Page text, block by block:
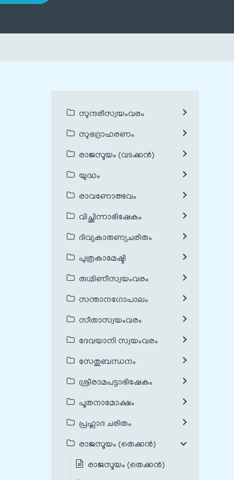
സുന്ദരീസ്വയംവരം
സുഭദ്രാഹരണം
രാജസൂയം (വടക്കൻ)
യുദ്ധം
രാവണോത്ഭവം
വിച്ഛിന്നാഭിഷേകം
ദിവ്യകാരുണ്യചരിതം
പുത്രകാമേഷ്ടി
രുഗ്മിണീസ്വയംവരം
സന്താനഗോപാലം
സീതാസ്വയംവരം
ദേവയാനി സ്വയംവരം
സേതുബന്ധനം
ശ്രീരാമപട്ടാഭിഷേകം
പൂതനാമോക്ഷം
പ്രഹ്ലാദ ചരിതം
രാജസൂയം (തെക്കൻ)
രാജസൂയം (തെക്കൻ)